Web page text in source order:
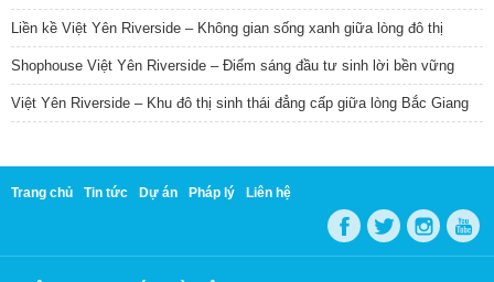
Liền kề Việt Yên Riverside – Không gian sống xanh giữa lòng đô thị
Shophouse Việt Yên Riverside – Điểm sáng đầu tư sinh lời bền vững
Việt Yên Riverside – Khu đô thị sinh thái đẳng cấp giữa lòng Bắc Giang
Trang chủ Tin tức Dự án Pháp lý Liên hệ